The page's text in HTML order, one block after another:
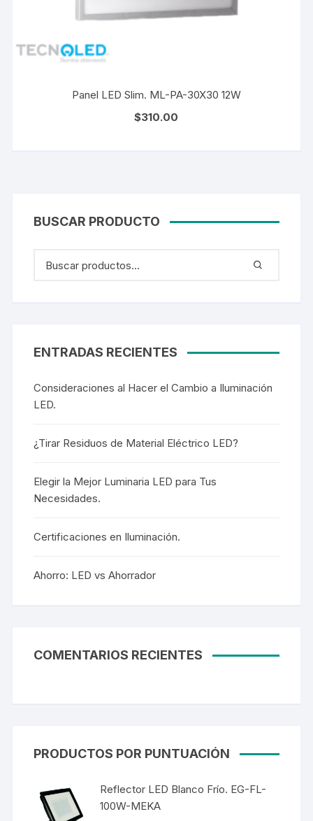
Panel LED Slim. ML-PA-30X30 12W
$310.00
BUSCAR PRODUCTO
ENTRADAS RECIENTES
Consideraciones al Hacer el Cambio a Iluminación
LED.
¿Tirar Residuos de Material Eléctrico LED?
Elegir la Mejor Luminaria LED para Tus
Necesidades.
Certificaciones en Iluminación.
Ahorro: LED vs Ahorrador
COMENTARIOS RECIENTES
PRODUCTOS POR PUNTUACIÓN
Reflector LED Blanco Frío. EG-FL-
100W-MEKA